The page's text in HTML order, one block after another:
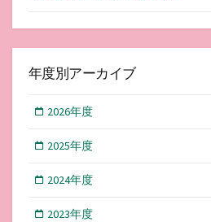
年度別アーカイブ
2026年度
2025年度
2024年度
2023年度